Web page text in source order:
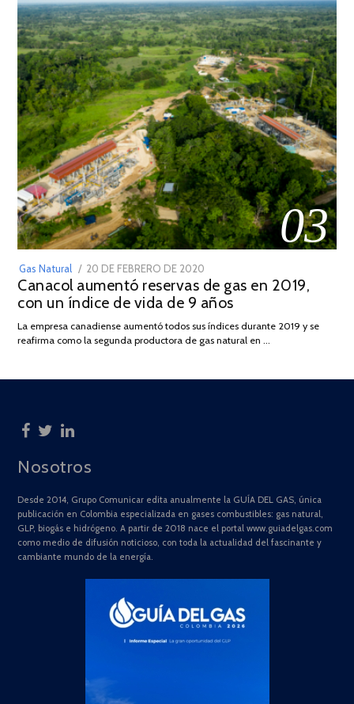
03
Gas Natural
POSTED
ON
20 DE FEBRERO DE 2020
DE
JULIO
2025
Canacol aumentó reservas de gas en 2019,
con un índice de vida de 9 años
La empresa canadiense aumentó todos sus índices durante 2019 y se
reafirma como la segunda productora de gas natural en …
Nosotros
Desde 2014, Grupo Comunicar edita anualmente la GUÍA DEL GAS, única
publicación en Colombia especializada en gases combustibles: gas natural,
GLP, biogás e hidrógeno. A partir de 2018 nace el portal www.guiadelgas.com
como medio de difusión noticioso, con toda la actualidad del fascinante y
cambiante mundo de la energía.